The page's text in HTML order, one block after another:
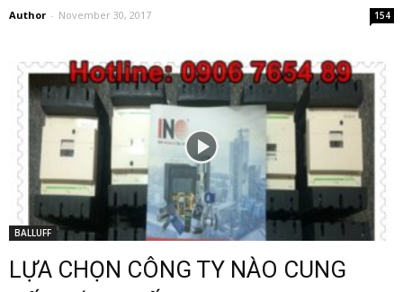
Author - November 30, 2017 154
BALLUFF
LỰA CHỌN CÔNG TY NÀO CUNG